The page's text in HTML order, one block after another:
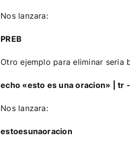
Nos lanzara:
PREB
Otro ejemplo para eliminar seria
echo «esto es una oracion» | tr
Nos lanzara:
estoesunaoracion